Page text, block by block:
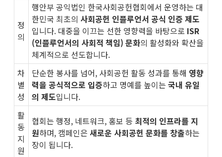
정
의
행안부 공익법인 한국사회공헌협회에서 운영하는 대
한민국 최초의 사회공헌 인플루언서 공식 인증 제도
입니다. 대중을 이끄는 선한 영향력을 바탕으로 ISR
(인플루언서의 사회적 책임) 문화의 활성화와 확산을
체계적으로 선도합니다.
차
별
성
단순한 봉사를 넘어, 사회공헌 활동 성과를 통해 영향
력을 공식적으로 입증하고 명예를 높이는국내 유일
의 제도입니다.
활
동
지
원
협회는 행정, 네트워크, 홍보 등 최적의 인프라를 지
원하며, 캠페인은새로운 사회공헌 문화를 창출하는
장이 됩니다.